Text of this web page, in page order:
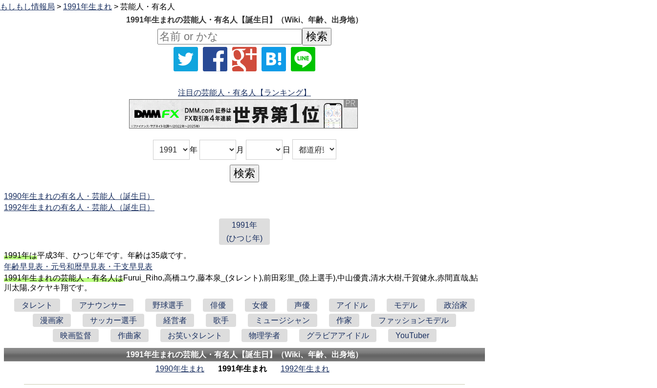
もしもし情報局 > 1991年生まれ > 芸能人・有名人
1991年生まれの芸能人・有名人【誕生日】（Wiki、年齢、出身地）
注目の芸能人・有名人【ランキング】
年 月 日
1990年生まれの有名人・芸能人（誕生日）
1992年生まれの有名人・芸能人（誕生日）
1991年
(ひつじ年)
1991年は平成3年、ひつじ年です。年齢は35歳です。
年齢早見表・元号和暦早見表・干支早見表
1991年生まれの芸能人・有名人はFurui_Riho,高橋ユウ,藤本泉_(タレント),前田彩里_(陸上選手),中山優貴,清水大樹,千賀健永,赤間直哉,鮎
川太陽,タケヤキ翔です。
タレント アナウンサー 野球選手 俳優 女優 声優 アイドル モデル
政治家
漫画家
サッカー選手 経営者 歌手 ミュージシャン 作家
ファッションモデル
映画監督
作曲家 お笑いタレント 物理学者 グラビアアイドル YouTuber
1991年生まれの芸能人・有名人【誕生日】（Wiki、年齢、出身地）
1990年生まれ
1991年生まれ 1992年生まれ